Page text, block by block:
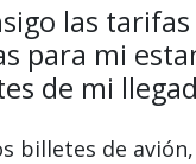
las
para mi
de mi
billetes de